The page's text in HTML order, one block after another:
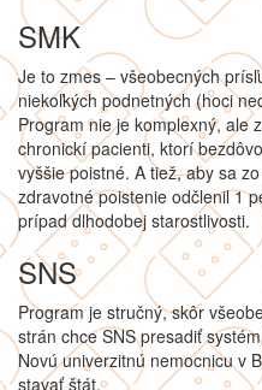
SMK
Je to zmes – všeobecných
niekoľkých podnetných (hoci
Program nie je komplexný, ale
chronickí pacienti, ktorí
vyššie poistné. A tiež, aby sa
zdravotné poistenie odčlenil 1
prípad dlhodobej starostlivosti.
SNS
Program je stručný, skôr
strán chce SNS presadiť
Novú univerzitnú nemocnicu v
stavať štát.